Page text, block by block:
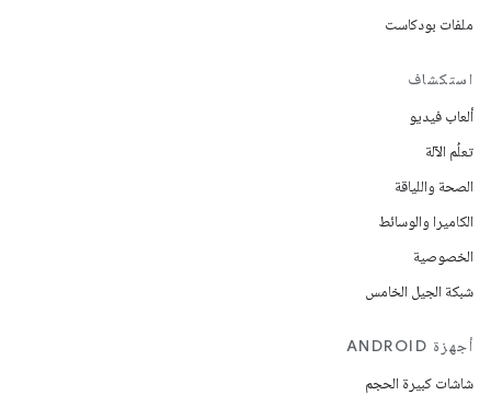
ملفات بودكاست
استكشاف
ألعاب فيديو
تعلُم الآلة
الصحة واللياقة
الكاميرا والوسائط
الخصوصية
شبكة الجيل الخامس
أجهزة ANDROID
شاشات كبيرة الحجم